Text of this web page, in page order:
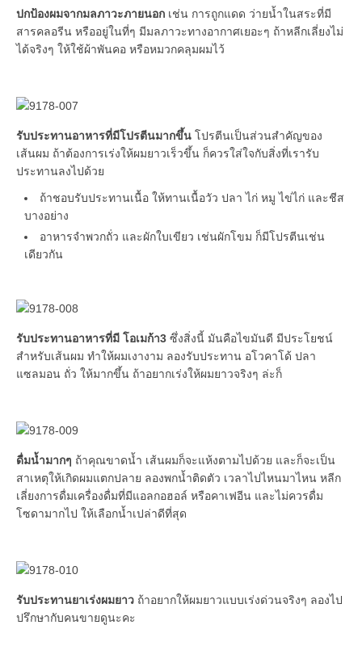
ปกป้องผมจากมลภาวะภายนอก เช่น การถูกแดด ว่ายน้ำในสระที่มี
สารคลอรีน หรืออยู่ในที่ๆ มีมลภาวะทางอากาศเยอะๆ ถ้าหลีกเลี่ยงไม่
ได้จริงๆ ให้ใช้ผ้าพันคอ หรือหมวกคลุมผมไว้
รับประทานอาหารที่มีโปรตีนมากขึ้น โปรตีนเป็นส่วนสำคัญของ
เส้นผม ถ้าต้องการเร่งให้ผมยาวเร็วขึ้น ก็ควรใส่ใจกับสิ่งที่เรารับ
ประทานลงไปด้วย
ถ้าชอบรับประทานเนื้อ ให้ทานเนื้อวัว ปลา ไก่ หมู ไข่ไก่ และชีส
บางอย่าง
อาหารจำพวกถั่ว และผักใบเขียว เช่นผักโขม ก็มีโปรตีนเช่น
เดียวกัน
รับประทานอาหารที่มี โอเมก้า3 ซึ่งสิ่งนี้ มันคือไขมันดี มีประโยชน์
สำหรับเส้นผม ทำให้ผมเงางาม ลองรับประทาน อโวคาโด้ ปลา
แซลมอน ถั่ว ให้มากขึ้น ถ้าอยากเร่งให้ผมยาวจริงๆ ล่ะก็
ดื่มน้ำมากๆ ถ้าคุณขาดน้ำ เส้นผมก็จะแห้งตามไปด้วย และก็จะเป็น
สาเหตุให้เกิดผมแตกปลาย ลองพกน้ำติดตัว เวลาไปไหนมาไหน หลีก
เลี่ยงการดื่มเครื่องดื่มที่มีแอลกอฮอล์ หรือคาเฟอีน และไม่ควรดื่ม
โซดามากไป ให้เลือกน้ำเปล่าดีที่สุด
รับประทานยาเร่งผมยาว ถ้าอยากให้ผมยาวแบบเร่งด่วนจริงๆ ลองไป
ปรึกษากับคนขายดูนะคะ